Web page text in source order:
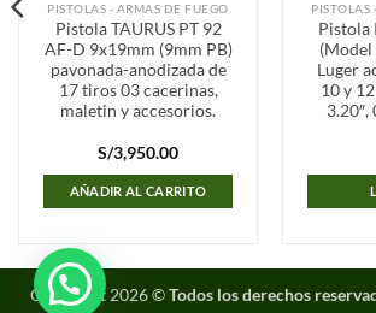
PISTOLAS - ARMAS DE FUEGO
Pistola TAURUS PT 92
AF-D 9x19mm (9mm PB)
pavonada-anodizada de
17 tiros 03 cacerinas,
maletin y accesorios.
S/3,950.00
AÑADIR AL CARRITO
PISTOLAS
Pistola
(Model
Luger
10 y
3.20″,
Copyright 2026 ©Todos los derechos